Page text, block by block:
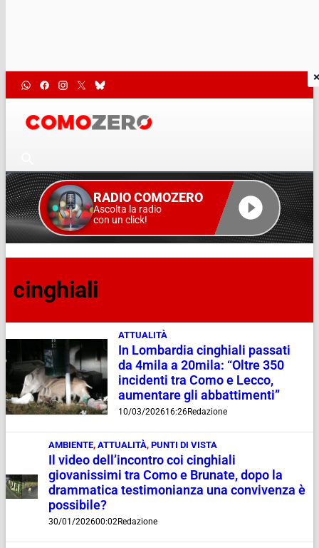
RADIO COMOZERO
Ascolta la radio
con un click!
cinghiali
ATTUALITÀ
In Lombardia cinghiali passati
da 4mila a 20mila: “Oltre 350
incidenti tra Como e Lecco,
aumentare gli abbattimenti”
10/03/202616:26Redazione
AMBIENTE, ATTUALITÀ, PUNTI DI VISTA
Il video dell’incontro coi cinghiali
giovanissimi tra Como e Brunate, dopo la
drammatica testimonianza una convivenza è
possibile?
30/01/202600:02Redazione